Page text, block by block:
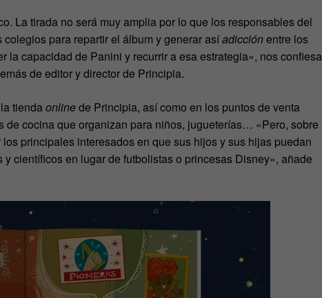
La tirada no será muy amplia por lo que los responsables del
para repartir el álbum y generar asíadicciónentre los
la capacidad de Panini y recurrir a esa estrategia», nos confiesa
de editor y director de Principia.
tienda onlinede Principia, así como en los puntos de venta
de cocina que organizan para niños, jugueterías… «Pero, sobre
principales interesados en que sus hijos y sus hijas puedan
científicos en lugar de futbolistas o princesas Disney», añade